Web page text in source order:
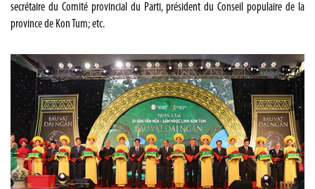
secrétaire du Comité provincial du Parti, président du Conseil populaire de la
province de Kon Tum; etc.